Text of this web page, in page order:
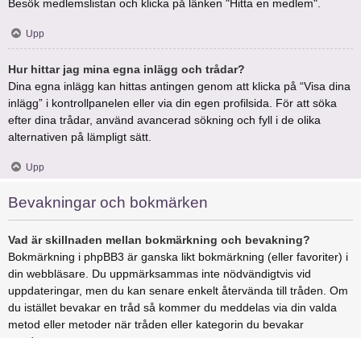
Besök medlemslistan och klicka på länken "Hitta en medlem".
Upp
Hur hittar jag mina egna inlägg och trådar?
Dina egna inlägg kan hittas antingen genom att klicka på “Visa dina
inlägg” i kontrollpanelen eller via din egen profilsida. För att söka
efter dina trådar, använd avancerad sökning och fyll i de olika
alternativen på lämpligt sätt.
Upp
Bevakningar och bokmärken
Vad är skillnaden mellan bokmärkning och bevakning?
Bokmärkning i phpBB3 är ganska likt bokmärkning (eller favoriter) i
din webbläsare. Du uppmärksammas inte nödvändigtvis vid
uppdateringar, men du kan senare enkelt återvända till tråden. Om
du istället bevakar en tråd så kommer du meddelas via din valda
metod eller metoder när tråden eller kategorin du bevakar